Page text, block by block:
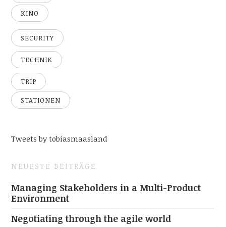
KINO
SECURITY
TECHNIK
TRIP
STATIONEN
Tweets by tobiasmaasland
NEUESTE BEITRÄGE
Managing Stakeholders in a Multi-Product
Environment
Negotiating through the agile world